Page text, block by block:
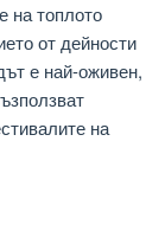
на топлото
от дейности
е най-оживен,
на